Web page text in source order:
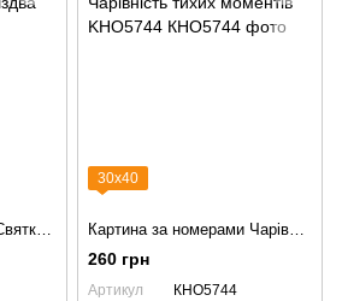
Картина за номерами Святковий затишок різдва W2011
30х40
Картина за номерами Чарівність тихих моментів KHO5744
260 грн
Артикул
КНО5744